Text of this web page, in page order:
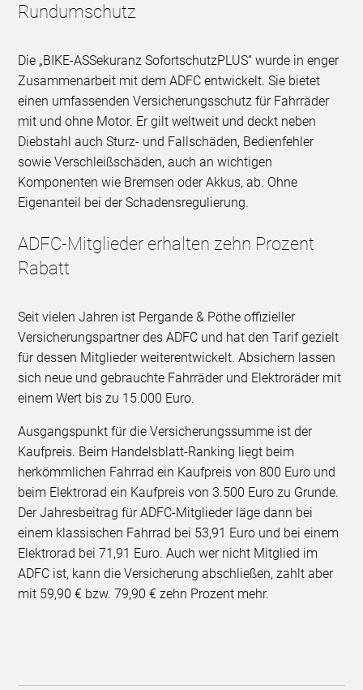
Rundumschutz
Die „BIKE-ASSekuranz SofortschutzPLUS“ wurde in enger
Zusammenarbeit mit dem ADFC entwickelt. Sie bietet
einen umfassenden Versicherungsschutz für Fahrräder
mit und ohne Motor. Er gilt weltweit und deckt neben
Diebstahl auch Sturz- und Fallschäden, Bedienfehler
sowie Verschleißschäden, auch an wichtigen
Komponenten wie Bremsen oder Akkus, ab. Ohne
Eigenanteil bei der Schadensregulierung.
ADFC-Mitglieder erhalten zehn Prozent
Rabatt
Seit vielen Jahren ist Pergande & Pöthe offizieller
Versicherungspartner des ADFC und hat den Tarif gezielt
für dessen Mitglieder weiterentwickelt. Absichern lassen
sich neue und gebrauchte Fahrräder und Elektroräder mit
einem Wert bis zu 15.000 Euro.
Ausgangspunkt für die Versicherungssumme ist der
Kaufpreis. Beim Handelsblatt-Ranking liegt beim
herkömmlichen Fahrrad ein Kaufpreis von 800 Euro und
beim Elektrorad ein Kaufpreis von 3.500 Euro zu Grunde.
Der Jahresbeitrag für ADFC-Mitglieder läge dann bei
einem klassischen Fahrrad bei 53,91 Euro und bei einem
Elektrorad bei 71,91 Euro. Auch wer nicht Mitglied im
ADFC ist, kann die Versicherung abschließen, zahlt aber
mit 59,90 € bzw. 79,90 € zehn Prozent mehr.